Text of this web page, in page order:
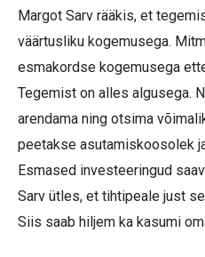
Margot Sarv rääkis, et
väärtusliku kogemusega.
esmakordse kogemusega
Tegemist on alles algusega.
arendama ning otsima
peetakse asutamiskoosolek
Esmased investeeringud
Sarv ütles, et tihtipeale just
Siis saab hiljem ka kasumi